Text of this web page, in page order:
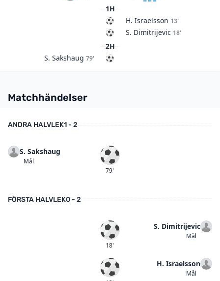
1H
H. Israelsson 13'
S. Dimitrijevic 18'
2H
S. Sakshaug 79'
Matchhändelser
ANDRA HALVLEK1 - 2
S. Sakshaug
Mål Mål
79'
FÖRSTA HALVLEK0 - 2
Mål
18'
S. Dimitrijevic
Mål
Mål
H. Israelsson
Mål